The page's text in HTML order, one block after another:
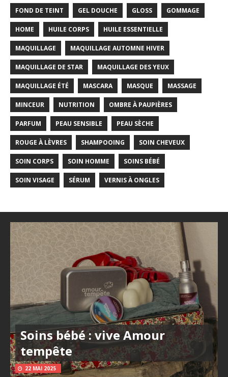
FOND DE TEINT GEL DOUCHE GLOSS GOMMAGE
HOME HUILE CORPS HUILE ESSENTIELLE
MAQUILLAGE MAQUILLAGE AUTOMNE HIVER
MAQUILLAGE DE STAR MAQUILLAGE DES YEUX
MAQUILLAGE ÉTÉ MASCARA MASQUE MASSAGE
MINCEUR NUTRITION OMBRE À PAUPIÈRES
PARFUM PEAU SENSIBLE PEAU SÈCHE
ROUGE À LÈVRES SHAMPOOING SOIN CHEVEUX
SOIN CORPS SOIN HOMME SOINS BÉBÉ
SOIN VISAGE SÉRUM VERNIS À ONGLES
Soins bébé : vive Amour
tempête
22 MAI 2025